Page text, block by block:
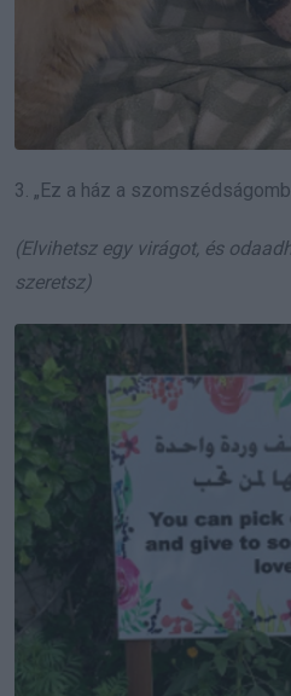
3. „Ez a ház a
(Elvihetsz egy virágot, és
szeretsz)